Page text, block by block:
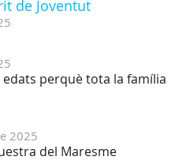
de Joventut
edats perquè tota la família
2025
del Maresme